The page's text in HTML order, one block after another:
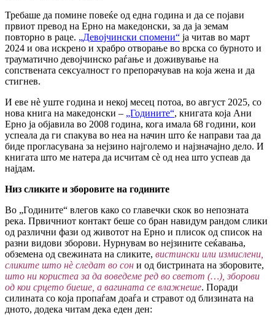
Требаше да помине повеќе од една година и да се појави
првиот превод на Ерно на македонски, за да ја земам
повторно в раце. „Девојчински спомени“ ја читав во март
2024 и ова искрено и храбро отворање во врска со бурното и
трауматично девојчинско раѓање и доживување на
сопствената сексуалност го препорачував на која жена и да
стигнев.
И еве нѐ уште година и некој месец потоа, во август 2025, со
нова книга на македонски – „Годините“, книгата која Ани
Ерно ја објавила во 2008 година, кога имала 68 години, кои
успеала да ги спакува во неа на начин што ќе направи таа да
биде прогласувана за нејзино најголемо и најзначајно дело. И
книгата што ме натера да исчитам сè од неа што успеав да
најдам.
Низ сликите и зборовите на годините
Во „Годините“ влегов како со главечки скок во непозната
река. Првичниот контакт беше со бран навидум рандом слики
од различни фази од животот на Ерно и плисок од список на
разни видови зборови. Нурнувам во нејзините сеќавања,
обземена од свежината на сликите, вистински или измислени,
сликите што нè следат во сон и од бистрината на зборовите,
што ни користеа за да воведеме ред во светот (…), зборови
од кои срцето биеше, а вагината се влажнеше. Поради
силината со која пропаѓам доаѓа и стравот од близината на
дното, додека читам дека еден ден: